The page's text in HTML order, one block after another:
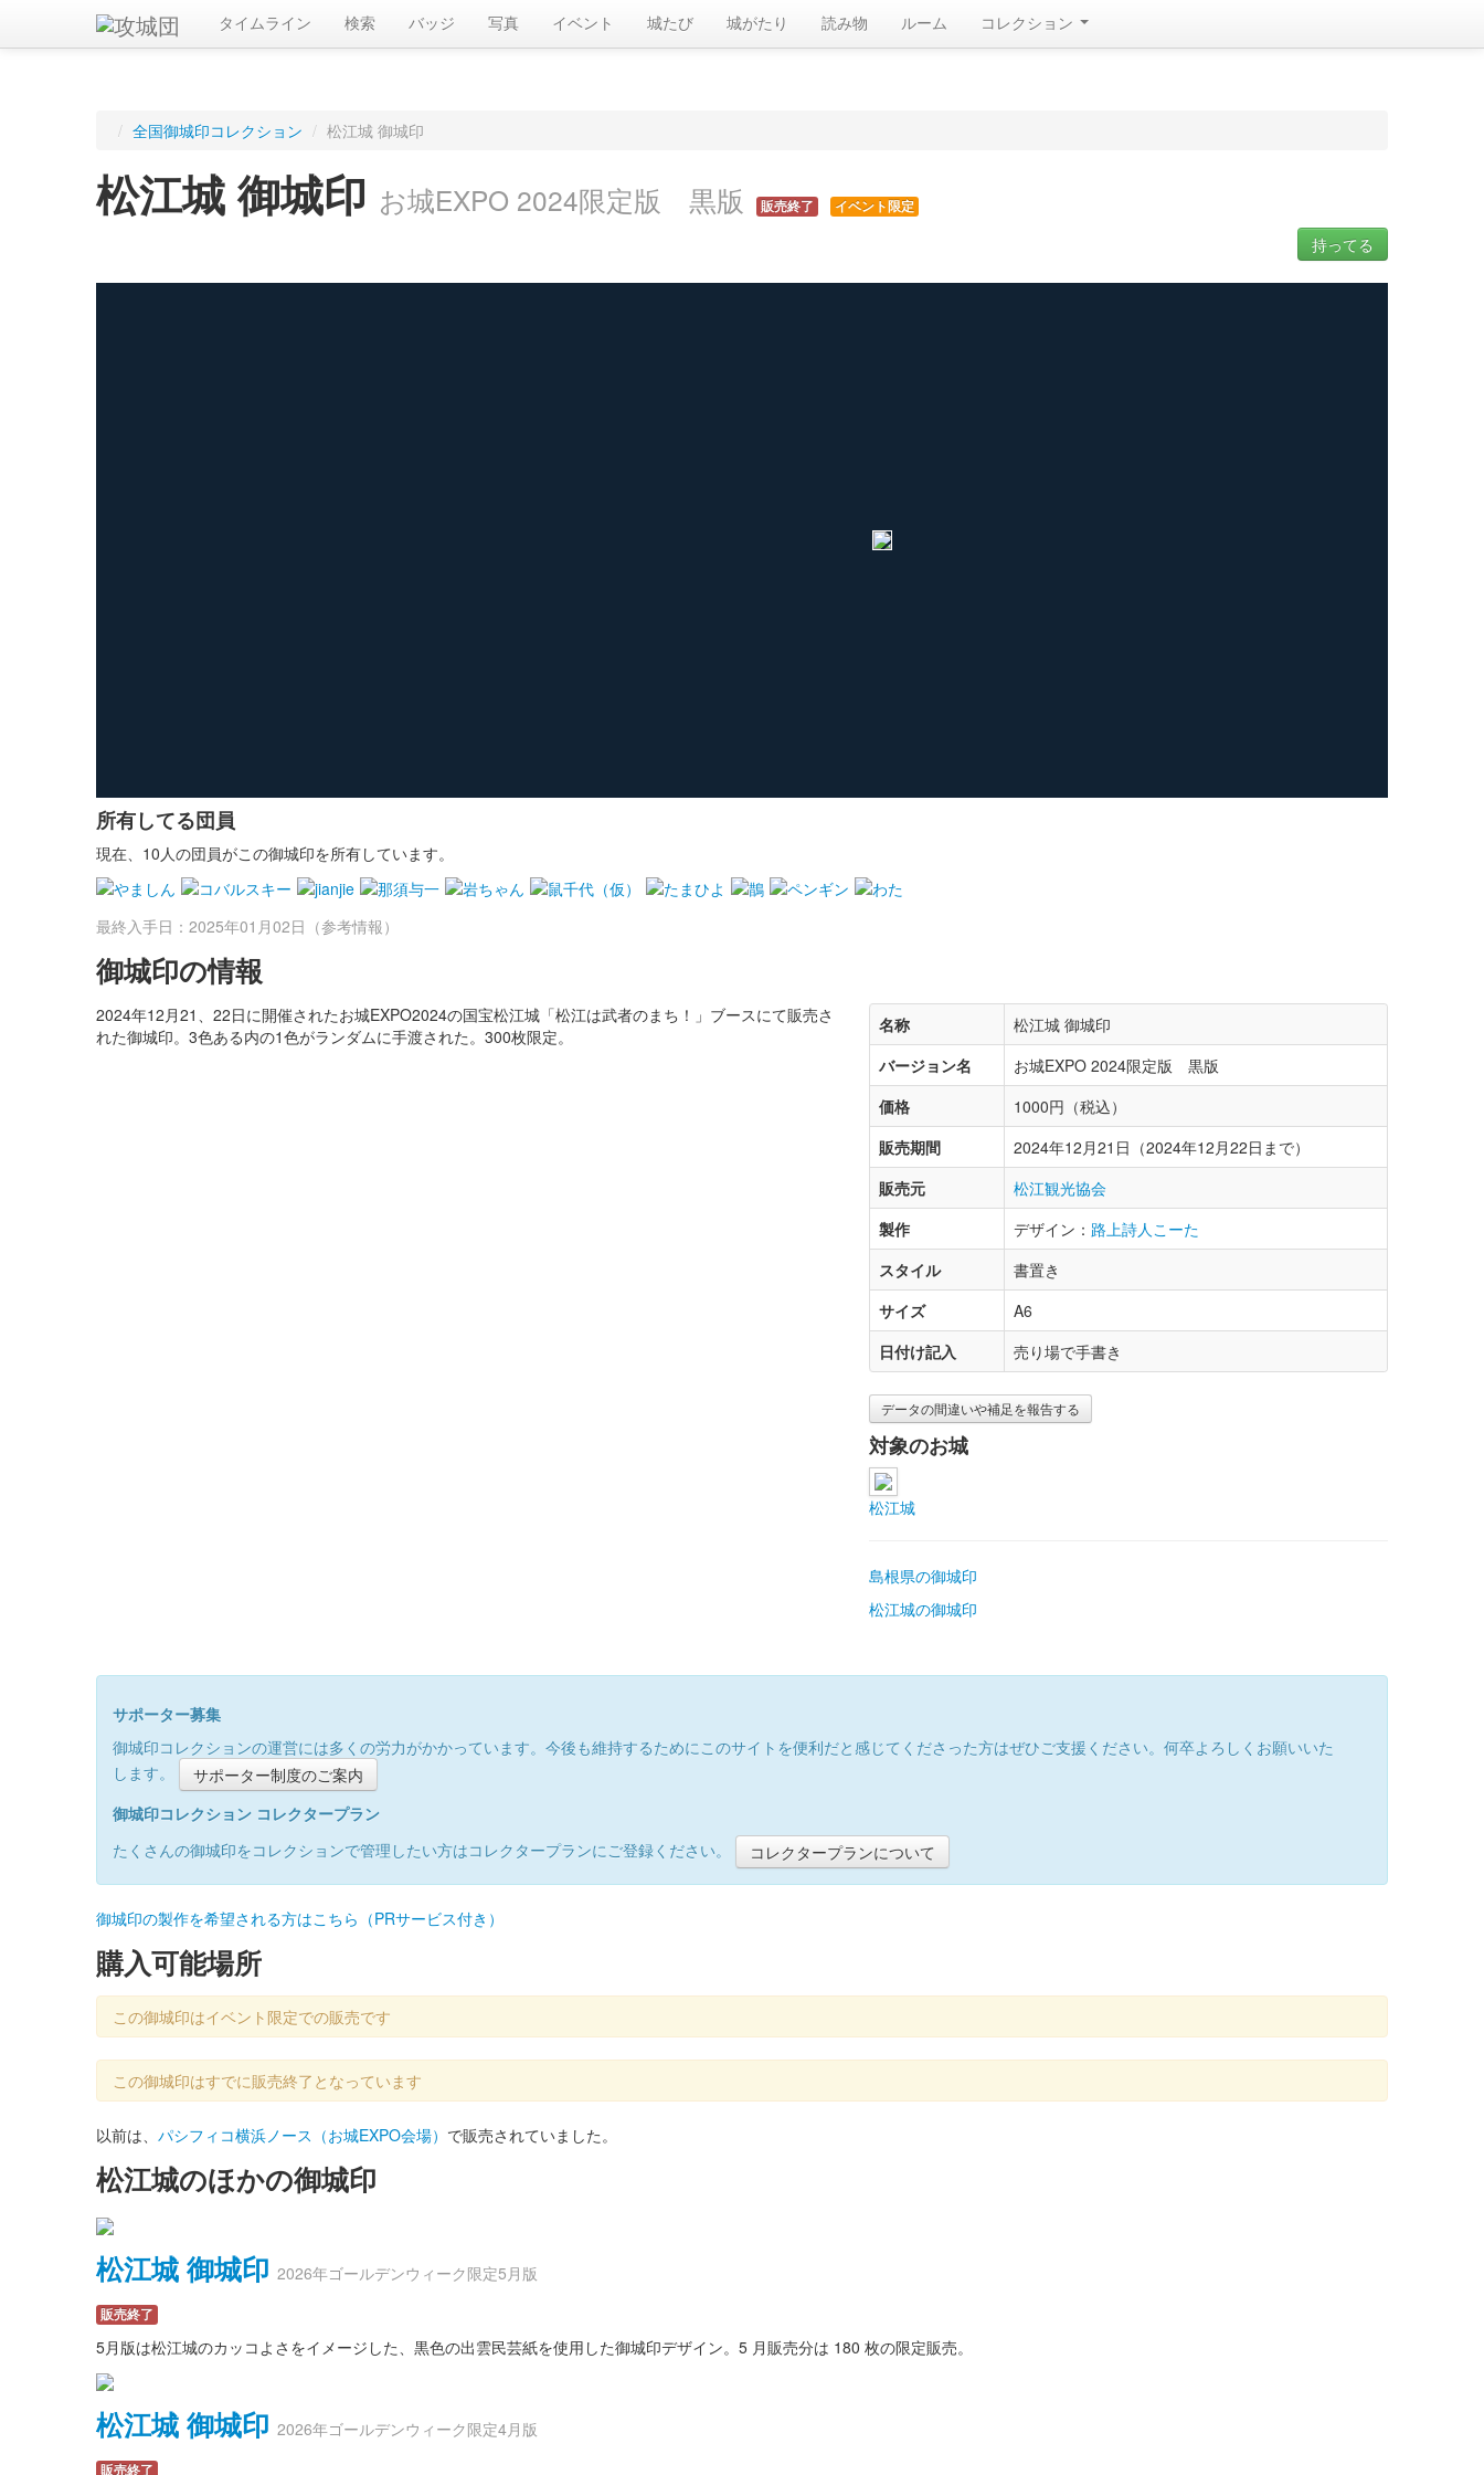
タイムライン 検索 バッジ 写真 イベント 城たび 城がたり 読み物 ルーム コレクション
/ 全国御城印コレクション / 松江城 御城印
松江城 御城印 お城EXPO 2024限定版 黒版 販売終了 イベント限定
持ってる
所有してる団員
現在、10人の団員がこの御城印を所有しています。
最終入手日：2025年01月02日（参考情報）
御城印の情報
2024年12月21、22日に開催されたお城EXPO2024の国宝松江城「松江は武者のまち！」ブースにて販売さ
れた御城印。3色ある内の1色がランダムに手渡された。300枚限定。
名称
松江城 御城印
バージョン名
お城EXPO 2024限定版 黒版
価格
1000円（税込）
販売期間
2024年12月21日（2024年12月22日まで）
販売元
松江観光協会
製作
デザイン： 路上詩人こーた
スタイル
書置き
サイズ
A6
日付け記入
売り場で手書き
データの間違いや補足を報告する
対象のお城
松江城
島根県の御城印
松江城の御城印
サポーター募集
御城印コレクションの運営には多くの労力がかかっています。今後も維持するためにこのサイトを便利だと感じてくださった方はぜひご支援ください。何卒よろしくお願いいた
します。
サポーター制度のご案内
御城印コレクション コレクタープラン
たくさんの御城印をコレクションで管理したい方はコレクタープランにご登録ください。
コレクタープランについて
御城印の製作を希望される方はこちら（PRサービス付き）
購入可能場所
この御城印はイベント限定での販売です
この御城印はすでに販売終了となっています
以前は、 パシフィコ横浜ノース（お城EXPO会場） で販売されていました。
松江城のほかの御城印
松江城 御城印 2026年ゴールデンウィーク限定5月版
販売終了
5月版は松江城のカッコよさをイメージした、黒色の出雲民芸紙を使用した御城印デザイン。5 月販売分は 180 枚の限定販売。
松江城 御城印 2026年ゴールデンウィーク限定4月版
販売終了